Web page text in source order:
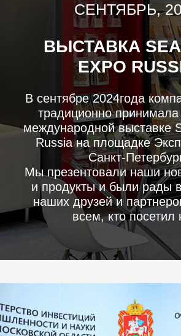
Мы презентовали наши новые проекты
и продукты и были рады видеть всех
наших друзей и партнеров.
Спасибо всем, кто посетил нас!
НОВАЯ ЛИНЕЙКА
МЕДАЛЬОНОВ
В сентябре 2023 года компания Фудтим